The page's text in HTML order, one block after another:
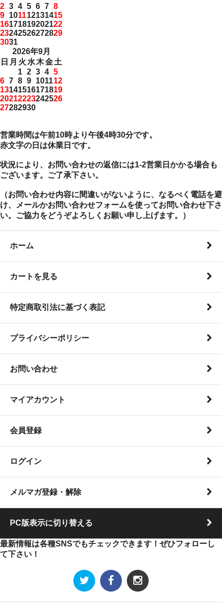
2 3 4 5 6 7 8
9 101112131415
16171819202122
23242526272829
3031
2026年9月
日 月 火 水木金土
1 2 3 4 5
6 7 8 9 101112
13141516171819
20212223242526
27282930
営業時間は午前10時より午後4時30分です。
赤文字の日は休業日です。
状況により、お問い合わせの返信には1-2営業日かかる場合も
ございます。ご了承下さい。
（お問い合わせ内容に間違いがないように、なるべく電話を避
け、メールかお問い合わせフォームを使ってお問い合わせ下さ
い。ご協力をどうぞよろしくお願い申し上げます。）
ホーム
カートを見る
特定商取引法に基づく表記
プライバシーポリシー
お問い合わせ
マイアカウント
会員登録
ログイン
メルマガ登録・解除
PC版表示に切り替える
最新情報は各種SNSでもチェックできます！ぜひフォローし
て下さい！